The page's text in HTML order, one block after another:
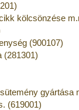
kölcsönzése
(900107)
(281301)
gyártása
(619001)